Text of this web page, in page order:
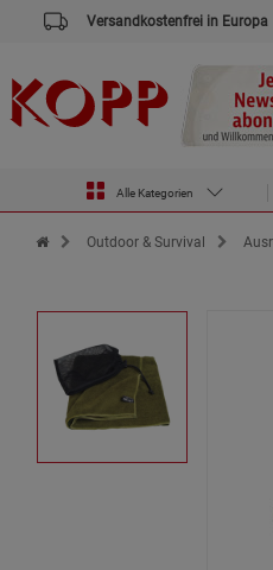
Versandkostenfrei in Europa
Alle Kategorien
Zur Startseite des Kopp Verlag
Outdoor & Survival